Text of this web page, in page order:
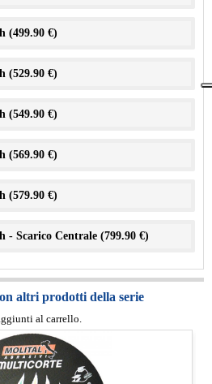
(499.90 €)
(529.90 €)
(549.90 €)
(569.90 €)
(579.90 €)
- Scarico Centrale (799.90 €)
altri prodotti della serie
al carrello.